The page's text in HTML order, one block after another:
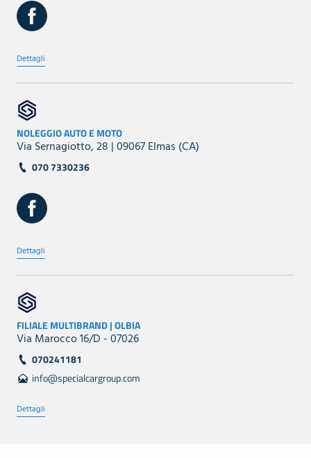
Dettagli
NOLEGGIO AUTO E MOTO
Via Sernagiotto, 28 | 09067 Elmas (CA)
070 7330236
Dettagli
FILIALE MULTIBRAND | OLBIA
Via Marocco 16/D - 07026
070241181
info@specialcargroup.com
Dettagli